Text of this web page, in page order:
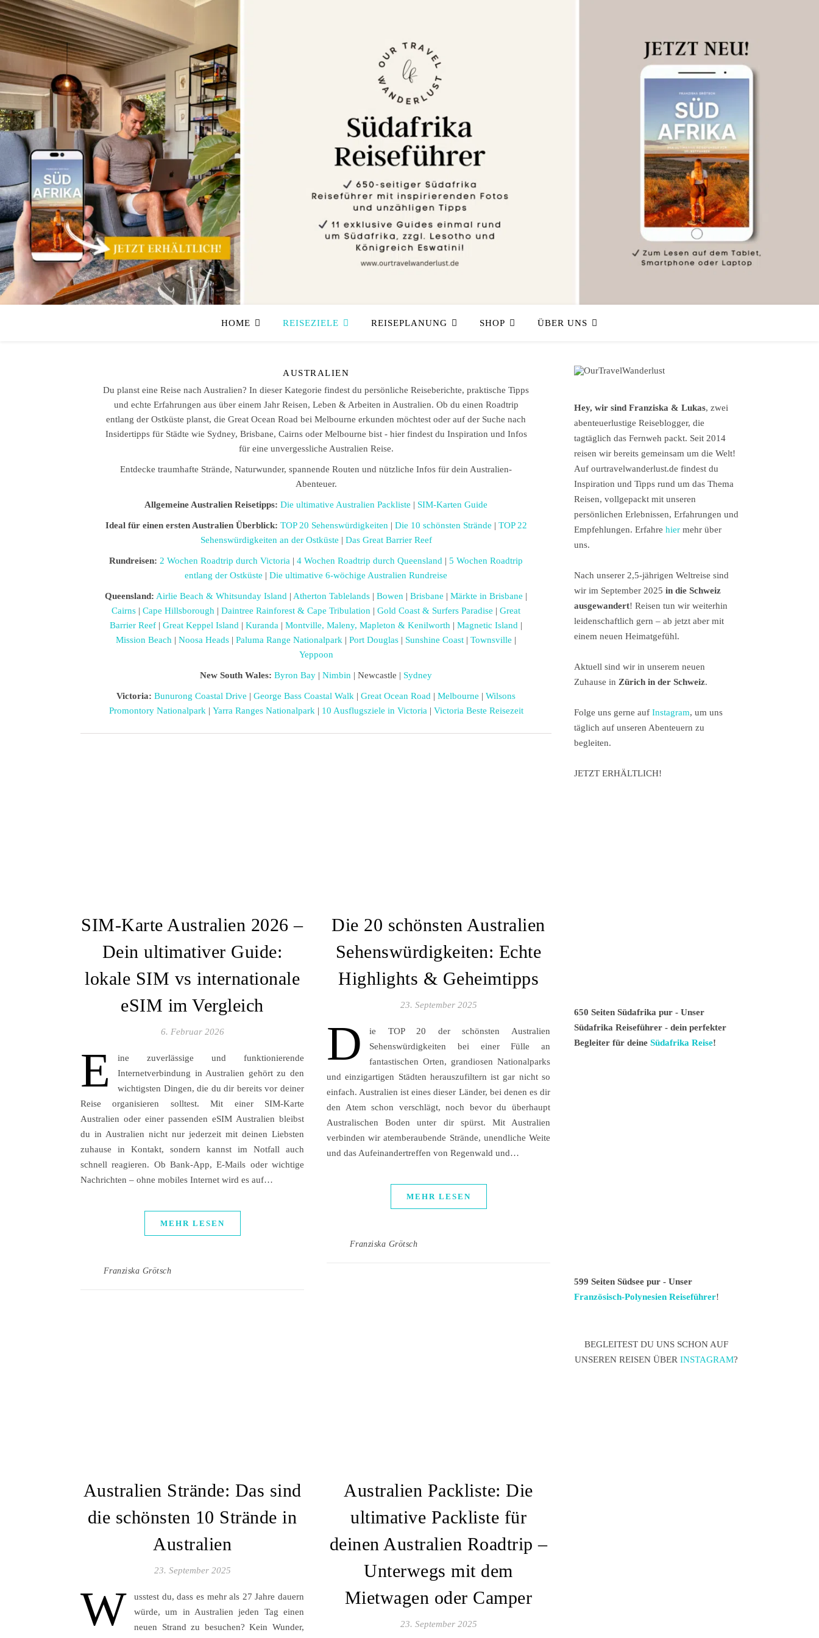
HOME REISEZIELE REISEPLANUNG SHOP ÜBER UNS
AUSTRALIEN
Du planst eine Reise nach Australien? In dieser Kategorie findest du persönliche Reiseberichte, praktische Tipps
und echte Erfahrungen aus über einem Jahr Reisen, Leben & Arbeiten in Australien. Ob du einen Roadtrip
entlang der Ostküste planst, die Great Ocean Road bei Melbourne erkunden möchtest oder auf der Suche nach
Insidertipps für Städte wie Sydney, Brisbane, Cairns oder Melbourne bist - hier findest du Inspiration und Infos
für eine unvergessliche Australien Reise.
Entdecke traumhafte Strände, Naturwunder, spannende Routen und nützliche Infos für dein Australien-
Abenteuer.
Allgemeine Australien Reisetipps: Die ultimative Australien Packliste | SIM-Karten Guide
Ideal für einen ersten Australien Überblick: TOP 20 Sehenswürdigkeiten | Die 10 schönsten Strände | TOP 22
Sehenswürdigkeiten an der Ostküste | Das Great Barrier Reef
Rundreisen: 2 Wochen Roadtrip durch Victoria | 4 Wochen Roadtrip durch Queensland | 5 Wochen Roadtrip
entlang der Ostküste | Die ultimative 6-wöchige Australien Rundreise
Queensland: Airlie Beach & Whitsunday Island | Atherton Tablelands | Bowen | Brisbane | Märkte in Brisbane |
Cairns | Cape Hillsborough | Daintree Rainforest & Cape Tribulation | Gold Coast & Surfers Paradise | Great
Barrier Reef | Great Keppel Island | Kuranda | Montville, Maleny, Mapleton & Kenilworth | Magnetic Island |
Mission Beach | Noosa Heads | Paluma Range Nationalpark | Port Douglas | Sunshine Coast | Townsville |
Yeppoon
New South Wales: Byron Bay | Nimbin | Newcastle | Sydney
Victoria: Bunurong Coastal Drive | George Bass Coastal Walk | Great Ocean Road | Melbourne | Wilsons
Promontory Nationalpark | Yarra Ranges Nationalpark | 10 Ausflugsziele in Victoria | Victoria Beste Reisezeit
SIM-Karte Australien 2026 –
Dein ultimativer Guide:
lokale SIM vs internationale
eSIM im Vergleich
6. Februar 2026
E
ine zuverlässige und funktionierende
Internetverbindung in Australien gehört zu den
wichtigsten Dingen, die du dir bereits vor deiner
Reise organisieren solltest. Mit einer SIM-Karte
Australien oder einer passenden eSIM Australien bleibst
du in Australien nicht nur jederzeit mit deinen Liebsten
zuhause in Kontakt, sondern kannst im Notfall auch
schnell reagieren. Ob Bank-App, E-Mails oder wichtige
Nachrichten – ohne mobiles Internet wird es auf…
MEHR LESEN
Franziska Grötsch
Die 20 schönsten Australien
Sehenswürdigkeiten: Echte
Highlights & Geheimtipps
23. September 2025
D
ie TOP 20 der schönsten Australien
Sehenswürdigkeiten bei einer Fülle an
fantastischen Orten, grandiosen Nationalparks
und einzigartigen Städten herauszufiltern ist gar nicht so
einfach. Australien ist eines dieser Länder, bei denen es dir
den Atem schon verschlägt, noch bevor du überhaupt
Australischen Boden unter dir spürst. Mit Australien
verbinden wir atemberaubende Strände, unendliche Weite
und das Aufeinandertreffen von Regenwald und…
MEHR LESEN
Franziska Grötsch
Australien Strände: Das sind
die schönsten 10 Strände in
Australien
23. September 2025
W
usstest du, dass es mehr als 27 Jahre dauern
würde, um in Australien jeden Tag einen
neuen Strand zu besuchen? Kein Wunder,
Australien Packliste: Die
ultimative Packliste für
deinen Australien Roadtrip –
Unterwegs mit dem
Mietwagen oder Camper
23. September 2025
Hey, wir sind Franziska & Lukas, zwei
abenteuerlustige Reiseblogger, die
tagtäglich das Fernweh packt. Seit 2014
reisen wir bereits gemeinsam um die Welt!
Auf ourtravelwanderlust.de findest du
Inspiration und Tipps rund um das Thema
Reisen, vollgepackt mit unseren
persönlichen Erlebnissen, Erfahrungen und
Empfehlungen. Erfahre hier mehr über
uns.
Nach unserer 2,5-jährigen Weltreise sind
wir im September 2025 in die Schweiz
ausgewandert! Reisen tun wir weiterhin
leidenschaftlich gern – ab jetzt aber mit
einem neuen Heimatgefühl.
Aktuell sind wir in unserem neuen
Zuhause in Zürich in der Schweiz.
Folge uns gerne auf Instagram, um uns
täglich auf unseren Abenteuern zu
begleiten.
JETZT ERHÄLTLICH!
650 Seiten Südafrika pur - Unser
Südafrika Reiseführer - dein perfekter
Begleiter für deine Südafrika Reise!
599 Seiten Südsee pur - Unser
Französisch-Polynesien Reiseführer!
BEGLEITEST DU UNS SCHON AUF
UNSEREN REISEN ÜBER INSTAGRAM?